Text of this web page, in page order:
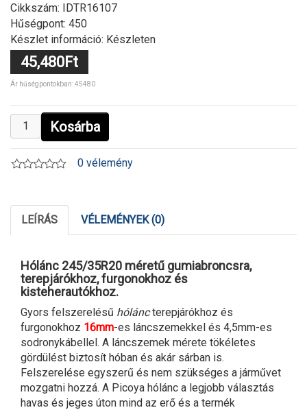
Cikkszám: IDTR16107
Hűségpont: 450
Készlet információ: Készleten
45,480Ft
Ár hűségpontokban: 45480
Kosárba
0 vélemény
LEÍRÁS VÉLEMÉNYEK (0)
Hólánc 245/35R20 méretű gumiabroncsra,
terepjárókhoz, furgonokhoz és
kisteherautókhoz.
Gyors felszerelésű hóláncterepjárókhoz és
furgonokhoz 16mm-es láncszemekkel és 4,5mm-es
sodronykábellel. A láncszemek mérete tökéletes
gördülést biztosít hóban és akár sárban is.
Felszerelése egyszerű és nem szükséges a járművet
mozgatni hozzá. A Picoya hólánc a legjobb választás
havas és jeges úton mind az erő és a termék